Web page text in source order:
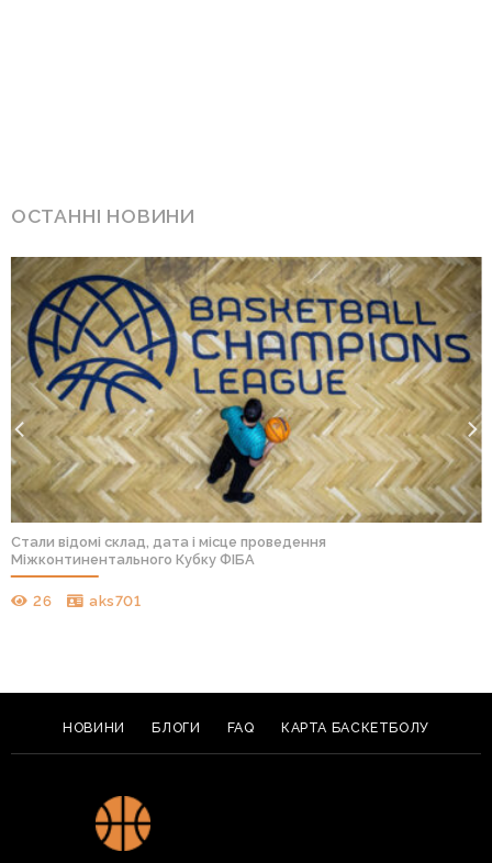
ОСТАННІ НОВИНИ
Стали відомі склад, дата і місце проведення
Міжконтинентального Кубку ФІБА
26 aks701
НОВИНИ БЛОГИ FAQ КАРТА БАСКЕТБОЛУ